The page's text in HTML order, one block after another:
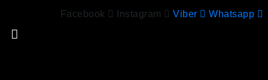
Facebook Instagram Viber Whatsapp